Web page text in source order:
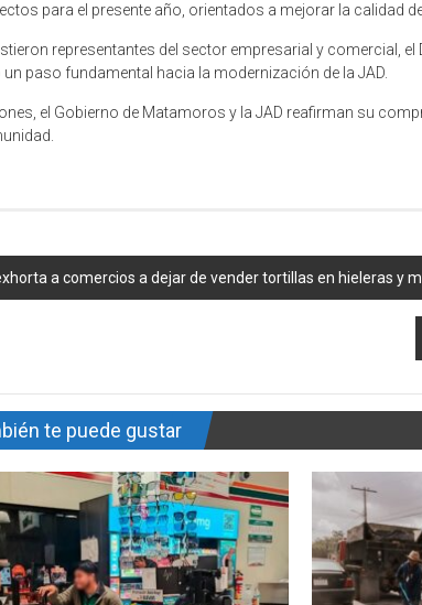
para el presente año, orientados a mejorar la calidad
representantes del sector empresarial y comercial,
paso fundamental hacia la modernización de la JAD.
el Gobierno de Matamoros y la JAD reafirman su
a comercios a dejar de vender tortillas en hieleras y
te puede gustar